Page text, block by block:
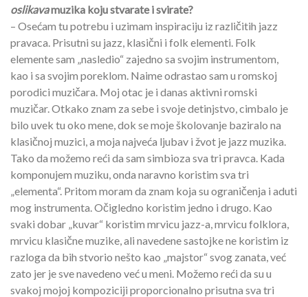
oslikavamuzika koju stvarate i svirate?
– Osećam tu potrebu i uzimam inspiraciju iz različitih jazz
pravaca. Prisutni su jazz, klasični i folk elementi. Folk
elemente sam „nasledio“ zajedno sa svojim instrumentom,
kao i sa svojim poreklom. Naime odrastao sam u romskoj
porodici muzičara. Moj otac je i danas aktivni romski
muzičar. Otkako znam za sebe i svoje detinjstvo, cimbalo je
bilo uvek tu oko mene, dok se moje školovanje baziralo na
klasičnoj muzici, a moja najveća ljubav i žvot je jazz muzika.
Tako da možemo reći da sam simbioza sva tri pravca. Kada
komponujem muziku, onda naravno koristim sva tri
„elementa“. Pritom moram da znam koja su ograničenja i aduti
mog instrumenta. Očigledno koristim jedno i drugo. Kao
svaki dobar „kuvar“ koristim mrvicu jazz-a, mrvicu folklora,
mrvicu klasične muzike, ali navedene sastojke ne koristim iz
razloga da bih stvorio nešto kao „majstor“ svog zanata, već
zato jer je sve navedeno već u meni. Možemo reći da su u
svakoj mojoj kompoziciji proporcionalno prisutna sva tri